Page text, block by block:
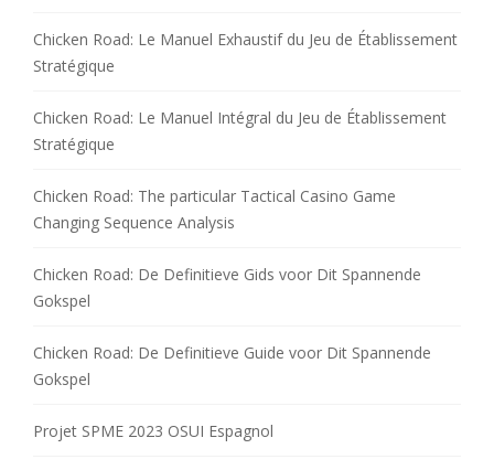
Chicken Road: Le Manuel Exhaustif du Jeu de Établissement
Stratégique
Chicken Road: Le Manuel Intégral du Jeu de Établissement
Stratégique
Chicken Road: The particular Tactical Casino Game
Changing Sequence Analysis
Chicken Road: De Definitieve Gids voor Dit Spannende
Gokspel
Chicken Road: De Definitieve Guide voor Dit Spannende
Gokspel
Projet SPME 2023 OSUI Espagnol